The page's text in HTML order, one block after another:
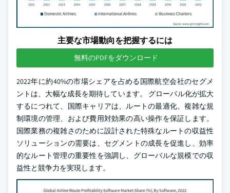
主要な市場動向を把握するには
無料のPDFをダウンロード
2022年に約40%の市場シェアを占める国際航空会社のセグメ
ントは、大幅な成長を期待しています。 グローバル化が拡大
するにつれて、国際キャリアは、ルートの最適化、複雑な規
制環境の管理、および費用対効果の高い操作を保証します。
国際業務の複雑さのために設計された特殊なルートの収益性
ソリューションの需要は、セグメントの成長を促進し、効率
的なルート管理の重要性を強調し、グローバルな規模での収
益性と競争力を実現します。